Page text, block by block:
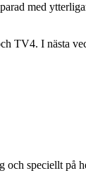
med
TV4. I nästa
och speciellt på